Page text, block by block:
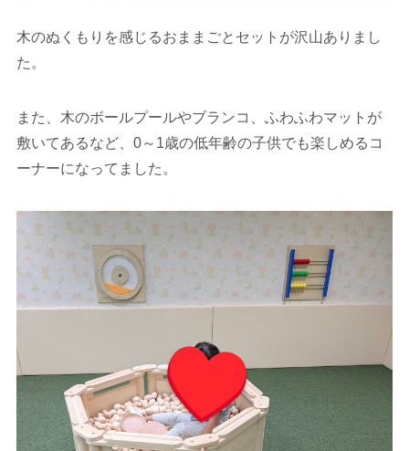
木のぬくもりを感じるおままごとセットが沢山ありまし
た。
また、木のボールプールやブランコ、ふわふわマットが
敷いてあるなど、0～1歳の低年齢の子供でも楽しめるコ
ーナーになってました。